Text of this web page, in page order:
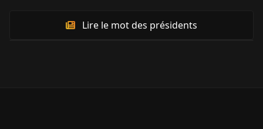
Lire le mot des présidents